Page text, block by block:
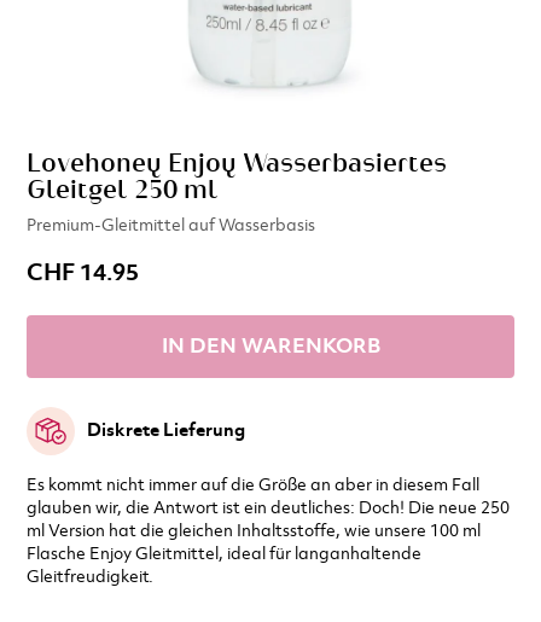
Lovehoney Enjoy Wasserbasiertes
Gleitgel 250 ml
Premium-Gleitmittel auf Wasserbasis
Es kommt nicht immer auf die Größe an aber in diesem Fall
glauben wir, die Antwort ist ein deutliches: Doch! Die neue 250
ml Version hat die gleichen Inhaltsstoffe, wie unsere 100 ml
Flasche Enjoy Gleitmittel, ideal für langanhaltende
Gleitfreudigkeit.
IN DEN WARENKORB
CHF 14.95
Diskrete Lieferung